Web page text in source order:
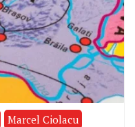
Marcel Ciolacu